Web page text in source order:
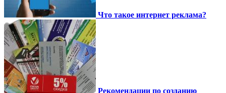
Что такое интернет реклама?
Рекомендации по созданию